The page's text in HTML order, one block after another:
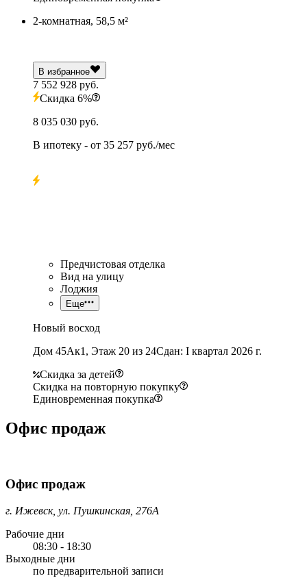
2-комнатная, 58,5 м²
В избранное
7 552 928 руб.
Скидка 6%
8 035 030 руб.
В ипотеку - от 35 257 руб./мес
Предчистовая отделка
Вид на улицу
Лоджия
Еще
Новый восход
Дом 45Ак1, Этаж 20 из 24Сдан: I квартал 2026 г.
Скидка за детей
Скидка на повторную покупку
Единовременная покупка
Офис продаж
Офис продаж
г. Ижевск, ул. Пушкинская, 276А
Рабочие дни
08:30 - 18:30
Выходные дни
по предварительной записи